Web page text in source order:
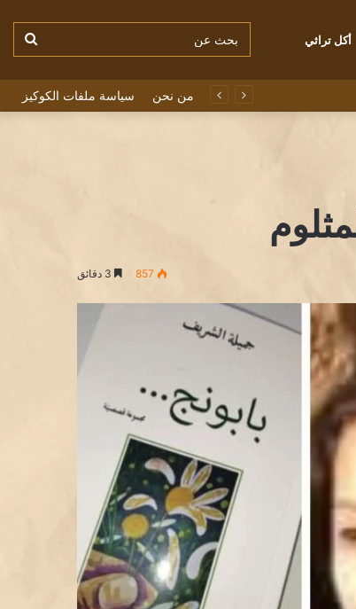
أكل تراثي بحث
من نحن سياسة ملفات الكوكيز
857